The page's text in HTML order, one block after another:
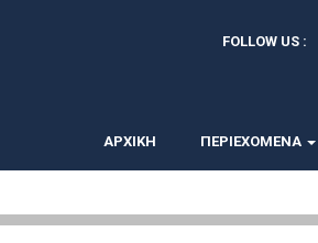
FOLLOW US :
ΑΡΧΙΚΗ ΠΕΡΙΕΧΟΜΕΝΑ